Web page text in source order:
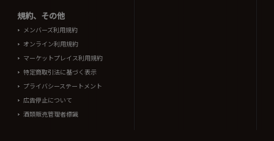
規約、その他
メンバーズ利用規約
オンライン利用規約
マーケットプレイス利用規約
特定商取引法に基づく表示
プライバシーステートメント
広告停止について
酒類販売管理者標識